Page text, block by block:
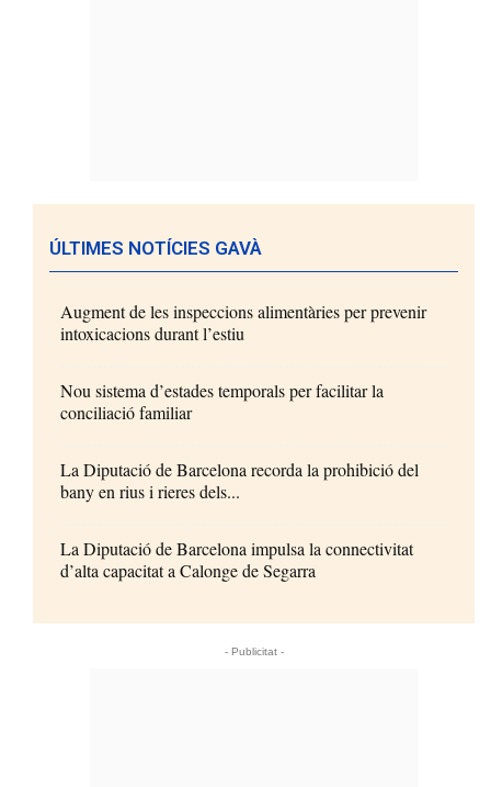
ÚLTIMES NOTÍCIES GAVÀ
Augment de les inspeccions alimentàries per prevenir
intoxicacions durant l’estiu
Nou sistema d’estades temporals per facilitar la
conciliació familiar
La Diputació de Barcelona recorda la prohibició del
bany en rius i rieres dels...
La Diputació de Barcelona impulsa la connectivitat
d’alta capacitat a Calonge de Segarra
- Publicitat -